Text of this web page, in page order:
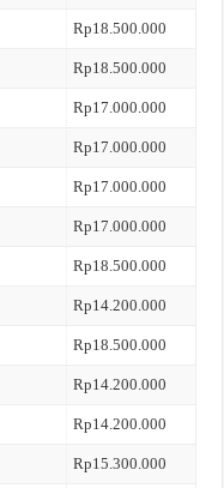
Rp18.500.000
Rp18.500.000
Rp17.000.000
Rp17.000.000
Rp17.000.000
Rp17.000.000
Rp18.500.000
Rp14.200.000
Rp18.500.000
Rp14.200.000
Rp14.200.000
Rp15.300.000